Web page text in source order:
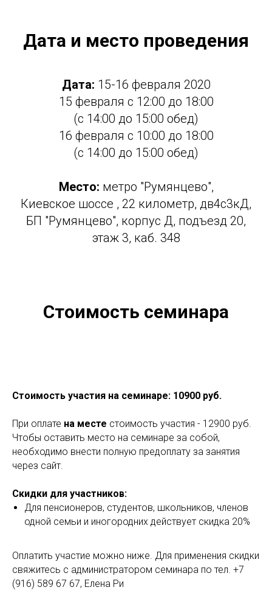
Дата и место проведения
Дата: 15-16 февраля 2020
15 февраля с 12:00 до 18:00
(с 14:00 до 15:00 обед)
16 февраля с 10:00 до 18:00
(с 14:00 до 15:00 обед)
Место: метро "Румянцево",
Киевское шоссе , 22 километр, дв4с3кД,
БП "Румянцево", корпус Д, подъезд 20,
этаж 3, каб. 348
Стоимость семинара
Стоимость участия на семинаре: 10900 руб.
При оплате на месте стоимость участия - 12900 руб.
Чтобы оставить место на семинаре за собой,
необходимо внести полную предоплату за занятия
через сайт.
Скидки для участников:
Для пенсионеров, студентов, школьников, членов
одной семьи и иногородних действует скидка 20%
Оплатить участие можно ниже. Для применения скидки
свяжитесь с администратором семинара по тел. +7
(916) 589 67 67, Елена Ри